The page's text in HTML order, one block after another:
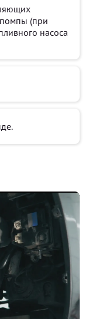
помпы (при
насоса